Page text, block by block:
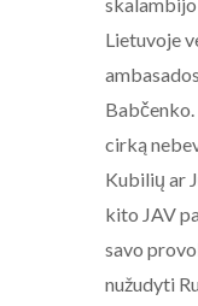
skalambijo
Lietuvoje
cirką
Kubilių ar
kito JAV
savo
nužudyti